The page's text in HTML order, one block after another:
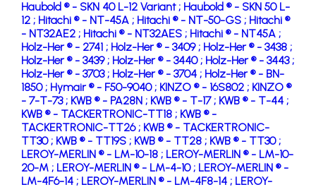
Haubold ® - SKN 40 L-12 Variant ; Haubold ® - SKN 50 L-
12 ; Hitachi ® - NT-45A ; Hitachi ® - NT-50-GS ; Hitachi ®
- NT32AE2 ; Hitachi ® - NT32AES ; Hitachi ® - NT45A ;
Holz-Her ® - 2741 ; Holz-Her ® - 3409 ; Holz-Her ® - 3438 ;
Holz-Her ® - 3439 ; Holz-Her ® - 3440 ; Holz-Her ® - 3443 ;
Holz-Her ® - 3703 ; Holz-Her ® - 3704 ; Holz-Her ® - BN-
1850 ; Hymair ® - F50-9040 ; KINZO ® - 16S802 ; KINZO ®
- 7-T-73 ; KWB ® - PA28N ; KWB ® - T-17 ; KWB ® - T-44 ;
KWB ® - TACKERTRONIC-TT18 ; KWB ® -
TACKERTRONIC-TT26 ; KWB ® - TACKERTRONIC-
TT30 ; KWB ® - TT19S ; KWB ® - TT28 ; KWB ® - TT30 ;
LEROY-MERLIN ® - LM-10-18 ; LEROY-MERLIN ® - LM-10-
20-M ; LEROY-MERLIN ® - LM-4-10 ; LEROY-MERLIN ® -
LM-4F6-14 ; LEROY-MERLIN ® - LM-4F8-14 ; LEROY-